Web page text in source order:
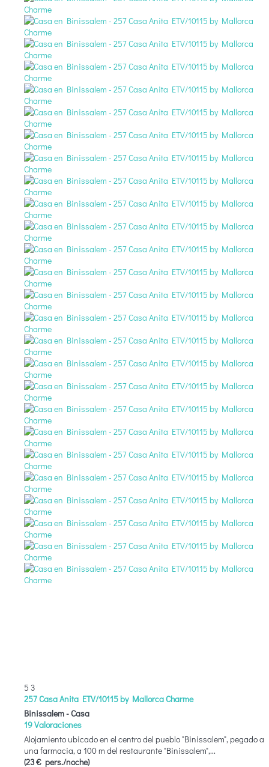
5 3
257 Casa Anita ETV/10115 by Mallorca Charme
Binissalem -Casa
19 Valoraciones
Alojamiento ubicado en el centro del pueblo "Binissalem", pegado a
una farmacia, a 100 m del restaurante "Binissalem",...
(23 € pers./noche)